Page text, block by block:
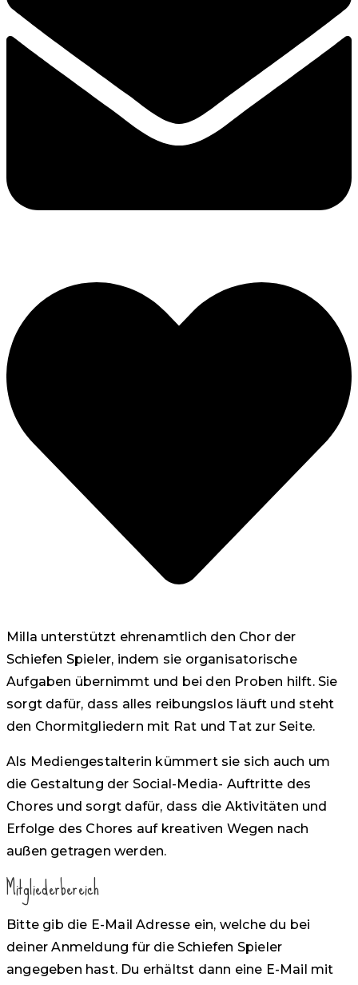
Milla unterstützt ehrenamtlich den Chor der
Schiefen Spieler, indem sie organisatorische
Aufgaben übernimmt und bei den Proben hilft. Sie
sorgt dafür, dass alles reibungslos läuft und steht
den Chormitgliedern mit Rat und Tat zur Seite.
Als Mediengestalterin kümmert sie sich auch um
die Gestaltung der Social-Media- Auftritte des
Chores und sorgt dafür, dass die Aktivitäten und
Erfolge des Chores auf kreativen Wegen nach
außen getragen werden.
Mitgliederbereich
Bitte gib die E-Mail Adresse ein, welche du bei
deiner Anmeldung für die Schiefen Spieler
angegeben hast. Du erhältst dann eine E-Mail mit